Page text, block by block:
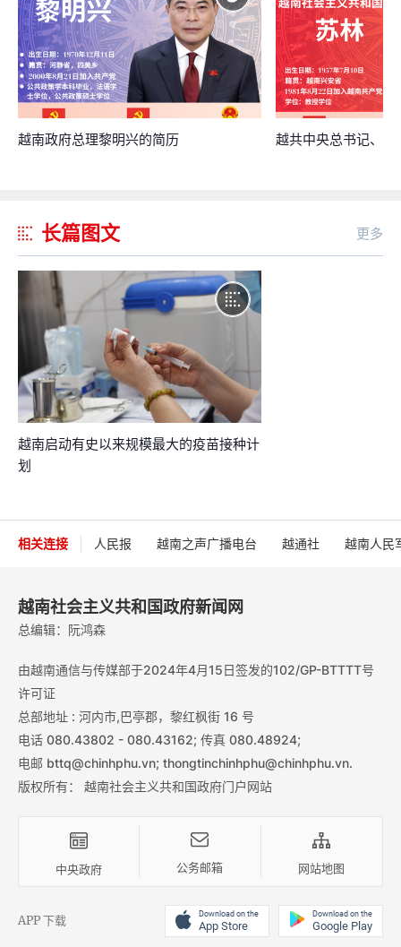
越南政府总理黎明兴的简历 越共中央总书记、
长篇图文 更多
越南启动有史以来规模最大的疫苗接种计
划
相关连接 人民报 越南之声广播电台 越通社 越南人民
越南社会主义共和国政府新闻网
总编辑：阮鸿森
由越南通信与传媒部于2024年4月15日签发的102/GP-BTTTT号
许可证
总部地址 : 河内市,巴亭郡，黎红枫街 16 号
电话 080.43802 - 080.43162; 传真 080.48924;
电邮 bttq@chinhphu.vn; thongtinchinhphu@chinhphu.vn.
版权所有： 越南社会主义共和国政府门户网站
中央政府 公务邮箱 网站地图
APP 下载 Download on the
App Store
Download on the
Google Play